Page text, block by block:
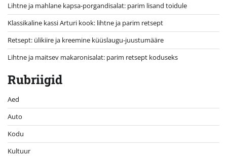
Lihtne ja mahlane kapsa-porgandisalat: parim lisand toidule
Klassikaline kassi Arturi kook: lihtne ja parim retsept
Retsept: ülikiire ja kreemine küüslaugu-juustumääre
Lihtne ja maitsev makaronisalat: parim retsept koduseks
Rubriigid
Aed
Auto
Kodu
Kultuur